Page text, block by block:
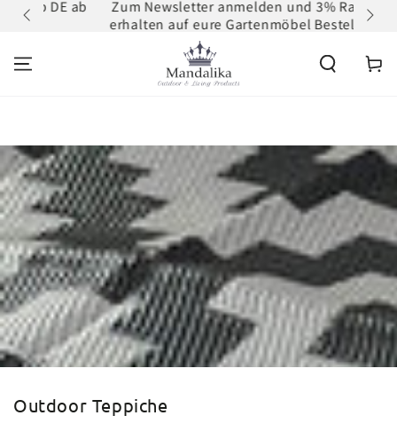
ZUM INHALT
SPRINGEN
ab
Zum Newsletter anmelden und 3% Rabatt
erhalten auf eure Gartenmöbel Bestellung
Kollektion:
Outdoor Teppiche